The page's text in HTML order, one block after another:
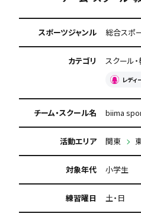
スポーツジャンル 総合スポ
カテゴリ スクール
レディ
チーム・スクール名 biima
活動エリア 関東
対象年代 小学生
練習曜日 土・日